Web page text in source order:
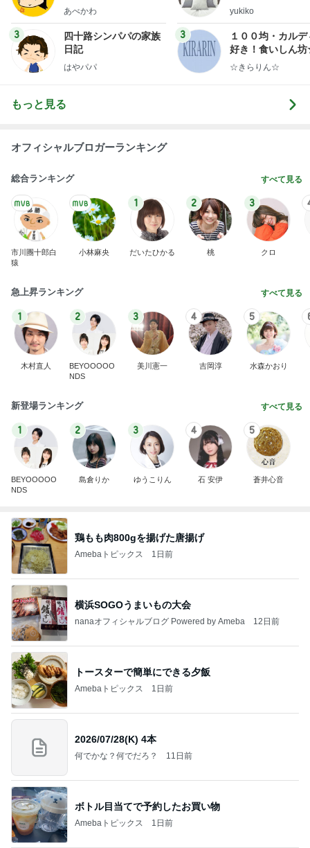
あべかわ
3
四十路シンパパの家族
日記
はやパパ
ep Life Simple◆
yukiko
3
１００均・カルデ
好き！食いしん
らりん☆のブログ
☆きらりん☆
もっと見る
オフィシャルブロガーランキング
総合ランキング すべて見る
市川團十郎白
猿
小林麻央
1
だいたひかる
2
桃
3
クロ
急上昇ランキング すべて見る
1
木村直人
2
BEYOOOOO
NDS
3
美川憲一
4
吉岡淳
5
水森かおり
新登場ランキング すべて見る
1
BEYOOOOO
NDS
2
島倉りか
3
ゆうこりん
4
石 安伊
5
蒼井心音
鶏もも肉800gを揚げた唐揚げ
Amebaトピックス 1日前
横浜SOGOうまいもの大会
nanaオフィシャルブログ Powered by Ameba 12日前
トースターで簡単にできる夕飯
Amebaトピックス 1日前
2026/07/28(K) 4本
何でかな？何でだろ？ 11日前
ボトル目当てで予約したお買い物
Amebaトピックス 1日前